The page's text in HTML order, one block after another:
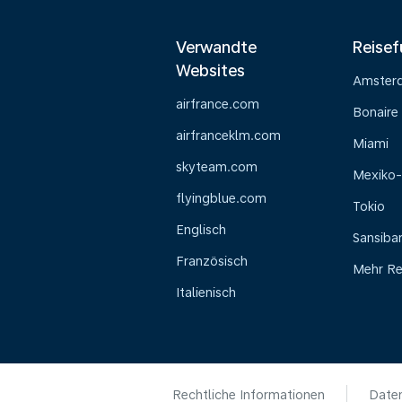
Verwandte
Websites
airfrance.com
airfranceklm.com
skyteam.com
flyingblue.com
Englisch
Französisch
Italienisch
Bonaire
Miami
Tokio
Sansibar
Mehr
Rechtliche Informationen